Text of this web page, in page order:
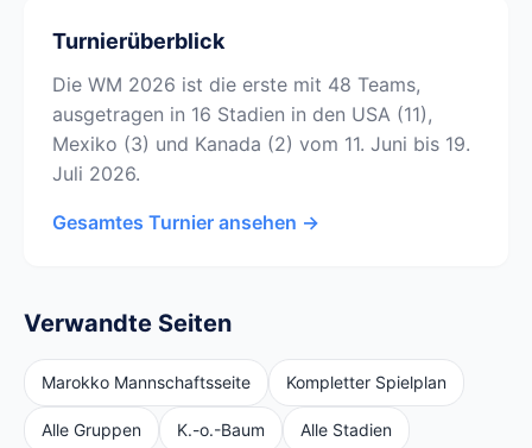
Turnierüberblick
Die WM 2026 ist die erste mit 48 Teams,
ausgetragen in 16 Stadien in den USA (11),
Mexiko (3) und Kanada (2) vom 11. Juni bis 19.
Juli 2026.
Gesamtes Turnier ansehen →
Verwandte Seiten
Marokko Mannschaftsseite Kompletter Spielplan
Alle Gruppen K.-o.-Baum Alle Stadien